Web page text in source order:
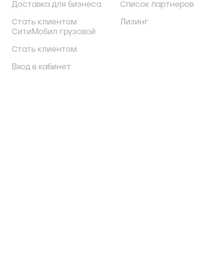
Доставка для бизнеса
Стать клиентом
СитиМобил грузовой
Стать клиентом
Вход в кабинет
Список партнеров
Лизинг